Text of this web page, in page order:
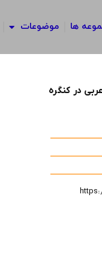
ها موضوعات
در کنگره